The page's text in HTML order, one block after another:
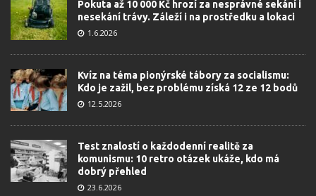
Pokuta až 10 000 Kč hrozí za nesprávné sekání i
nesekání trávy. Záleží i na prostředku a lokaci
1.6.2026
Kvíz na téma pionýrské tábory za socialismu:
Kdo je zažil, bez problému získá 12 ze 12 bodů
12.5.2026
Test znalostí o každodenní realitě za
komunismu: 10 retro otázek ukáže, kdo má
dobrý přehled
23.6.2026